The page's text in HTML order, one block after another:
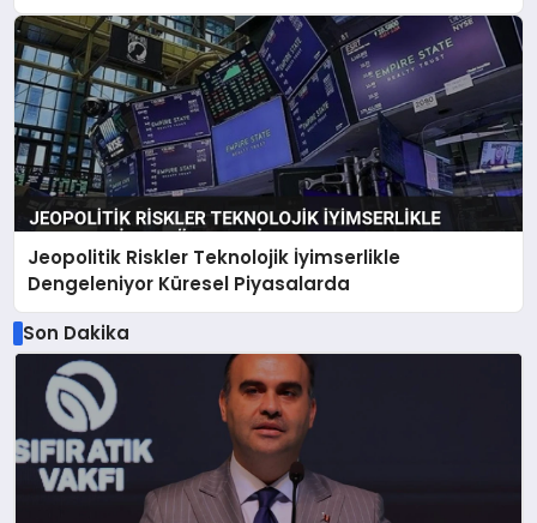
Jeopolitik Riskler Teknolojik İyimserlikle
Dengeleniyor Küresel Piyasalarda
Son Dakika